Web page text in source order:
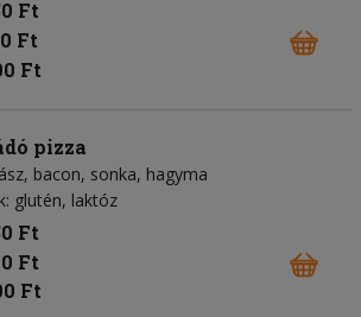
Ft
Ft
Ft
pizza
bacon sonka hagyma
glutén, laktóz
Ft
Ft
Ft